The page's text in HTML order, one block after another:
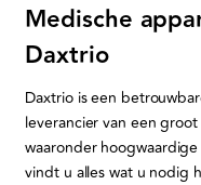
Medische
Daxtrio
Daxtrio is een
leverancier van een
waaronder
vindt u alles wat u nodig